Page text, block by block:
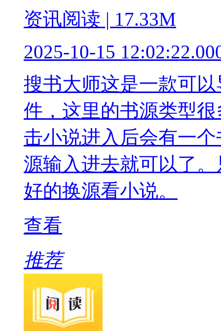
资讯阅读 | 17.33M
2025-10-15
搜书大师这是一款可
件，这里的书源类型
击小说进入后会有一
源输入进去就可以了
好的换源看小说。
查看
推荐